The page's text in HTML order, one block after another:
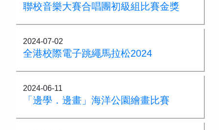
聯校音樂大賽合唱團初級組比賽金獎
2024-07-02
全港校際電子跳繩馬拉松2024
2024-06-11
「邊學．邊畫」海洋公園繪畫比賽